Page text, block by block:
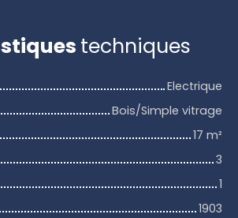
techniques
Electrique
Bois/Simple vitrage
17 m²
3
1
1903